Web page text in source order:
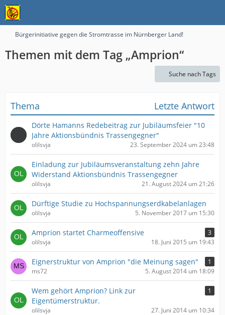
Bürgerinitiative gegen die Stromtrasse im Nürnberger Land!
Themen mit dem Tag „Amprion“
Suche nach Tags
Thema Letzte Antwort
Dörte Hamanns Redebeitrag zur Jubiläumsfeier "10
Jahre Aktionsbündnis Trassengegner"
olilsvja 23. September 2024 um 23:48
Einladung zur Jubiläumsveranstaltung zehn Jahre
Widerstand Aktionsbündnis Trassengegner
olilsvja 21. August 2024 um 21:26
Dürftige Studie zu Hochspannungserdkabelanlagen
olilsvja 5. November 2017 um 15:30
Amprion startet Charmeoffensive
3
olilsvja
18. Juni 2015 um 19:43
Eignerstruktur von Amprion "die Meinung sagen"
1
ms72
5. August 2014 um 18:09
Wem gehört Amprion? Link zur
Eigentümerstruktur.
1
olilsvja 27. Juni 2014 um 10:34